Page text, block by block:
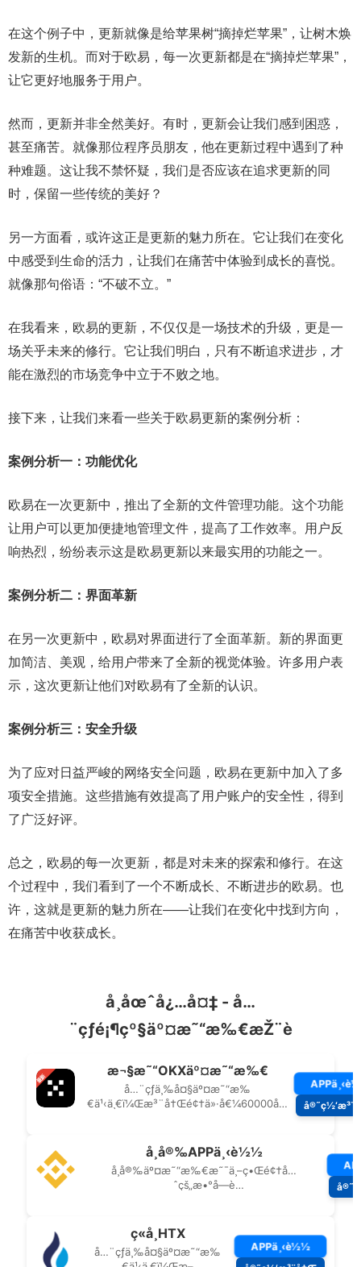
在这个例子中，更新就像是给苹果树“摘掉烂苹果”，让树木焕
发新的生机。而对于欧易，每一次更新都是在“摘掉烂苹果”，
让它更好地服务于用户。
然而，更新并非全然美好。有时，更新会让我们感到困惑，
甚至痛苦。就像那位程序员朋友，他在更新过程中遇到了种
种难题。这让我不禁怀疑，我们是否应该在追求更新的同
时，保留一些传统的美好？
另一方面看，或许这正是更新的魅力所在。它让我们在变化
中感受到生命的活力，让我们在痛苦中体验到成长的喜悦。
就像那句俗语：“不破不立。”
在我看来，欧易的更新，不仅仅是一场技术的升级，更是一
场关乎未来的修行。它让我们明白，只有不断追求进步，才
能在激烈的市场竞争中立于不败之地。
接下来，让我们来看一些关于欧易更新的案例分析：
案例分析一：功能优化
欧易在一次更新中，推出了全新的文件管理功能。这个功能
让用户可以更加便捷地管理文件，提高了工作效率。用户反
响热烈，纷纷表示这是欧易更新以来最实用的功能之一。
案例分析二：界面革新
在另一次更新中，欧易对界面进行了全面革新。新的界面更
加简洁、美观，给用户带来了全新的视觉体验。许多用户表
示，这次更新让他们对欧易有了全新的认识。
案例分析三：安全升级
为了应对日益严峻的网络安全问题，欧易在更新中加入了多
项安全措施。这些措施有效提高了用户账户的安全性，得到
了广泛好评。
总之，欧易的每一次更新，都是对未来的探索和修行。在这
个过程中，我们看到了一个不断成长、不断进步的欧易。也
许，这就是更新的魅力所在——让我们在变化中找到方向，
在痛苦中收获成长。